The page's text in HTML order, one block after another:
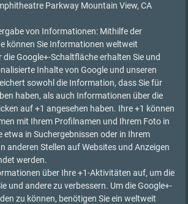
Parkway Mountain View, CA
von Informationen: Mithilfe der
können Sie Informationen weltweit
Google+-Schaltfläche erhalten Sie und
Inhalte von Google und unseren
sowohl die Information, dass Sie für
haben, als auch Informationen über die
auf +1 angesehen haben. Ihre +1 können
mit Ihrem Profilnamen und Ihrem Foto in
etwa in Suchergebnissen oder in Ihrem
anderen Stellen auf Websites und Anzeigen
werden.
über Ihre +1-Aktivitäten auf, um die
und andere zu verbessern. Um die Google+-
zu können, benötigen Sie ein weltweit